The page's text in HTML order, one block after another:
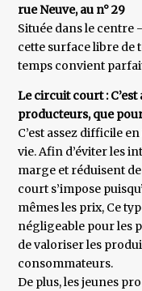
rue Neuve, au n° 29
Située dans le
cette surface libre de
temps convient
Le circuit court :
producteurs, que
C’est assez difficile
vie. Afin d’éviter les
marge et réduisent
court s’impose
mêmes les prix, Ce
négligeable pour les
de valoriser les
consommateurs.
De plus, les jeunes